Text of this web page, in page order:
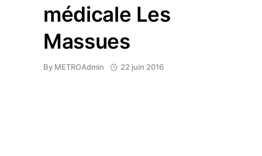
médicale Les
Massues
By METROAdmin 22 juin 2016